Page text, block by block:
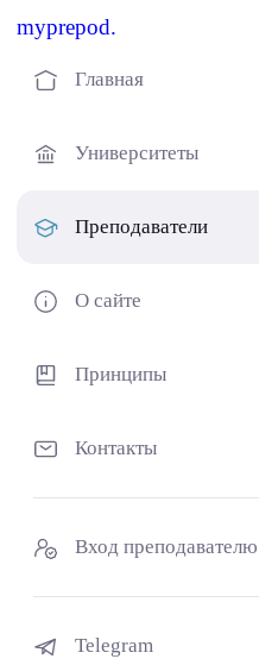
myprepod.
Главная
Университеты
Преподаватели
О сайте
Принципы
Контакты
Вход преподавателю
Telegram